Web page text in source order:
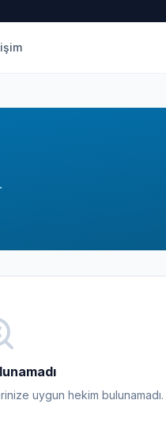
uygun hekim bulunamadı.